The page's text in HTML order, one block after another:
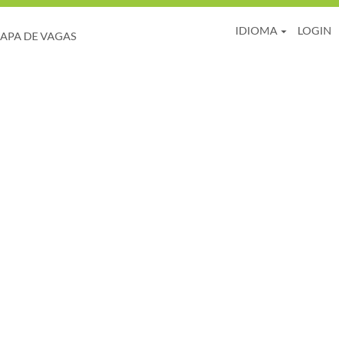
DE VAGAS IDIOMA
LOGIN